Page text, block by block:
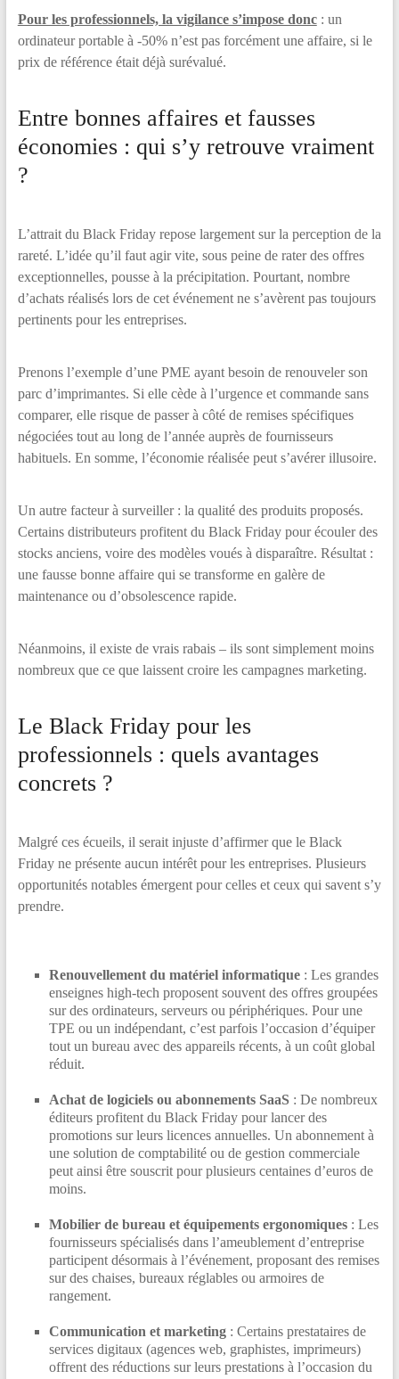
Pour les professionnels, la vigilance s’impose donc: un
ordinateur portable à -50% n’est pas forcément une affaire, si le
prix de référence était déjà surévalué.
Entre bonnes affaires et fausses
économies : qui s’y retrouve vraiment
?
L’attrait du Black Friday repose largement sur la perception de la
rareté. L’idée qu’il faut agir vite, sous peine de rater des offres
exceptionnelles, pousse à la précipitation. Pourtant, nombre
d’achats réalisés lors de cet événement ne s’avèrent pas toujours
pertinents pour les entreprises.
Prenons l’exemple d’une PME ayant besoin de renouveler son
parc d’imprimantes. Si elle cède à l’urgence et commande sans
comparer, elle risque de passer à côté de remises spécifiques
négociées tout au long de l’année auprès de fournisseurs
habituels. En somme, l’économie réalisée peut s’avérer illusoire.
Un autre facteur à surveiller : la qualité des produits proposés.
Certains distributeurs profitent du Black Friday pour écouler des
stocks anciens, voire des modèles voués à disparaître. Résultat :
une fausse bonne affaire qui se transforme en galère de
maintenance ou d’obsolescence rapide.
Néanmoins, il existe de vrais rabais – ils sont simplement moins
nombreux que ce que laissent croire les campagnes marketing.
Le Black Friday pour les
professionnels : quels avantages
concrets ?
Malgré ces écueils, il serait injuste d’affirmer que le Black
Friday ne présente aucun intérêt pour les entreprises. Plusieurs
opportunités notables émergent pour celles et ceux qui savent s’y
prendre.
Renouvellement du matériel informatique: Les grandes
enseignes high-tech proposent souvent des offres groupées
sur des ordinateurs, serveurs ou périphériques. Pour une
TPE ou un indépendant, c’est parfois l’occasion d’équiper
tout un bureau avec des appareils récents, à un coût global
réduit.
Achat de logiciels ou abonnements SaaS: De nombreux
éditeurs profitent du Black Friday pour lancer des
promotions sur leurs licences annuelles. Un abonnement à
une solution de comptabilité ou de gestion commerciale
peut ainsi être souscrit pour plusieurs centaines d’euros de
moins.
Mobilier de bureau et équipements ergonomiques: Les
fournisseurs spécialisés dans l’ameublement d’entreprise
participent désormais à l’événement, proposant des remises
sur des chaises, bureaux réglables ou armoires de
rangement.
Communication et marketing: Certains prestataires de
services digitaux (agences web, graphistes, imprimeurs)
offrent des réductions sur leurs prestations à l’occasion du